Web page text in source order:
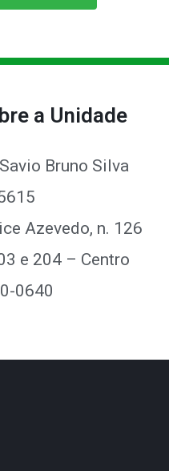
a Unidade
Bruno Silva
Azevedo, n. 126
e 204 – Centro
0640